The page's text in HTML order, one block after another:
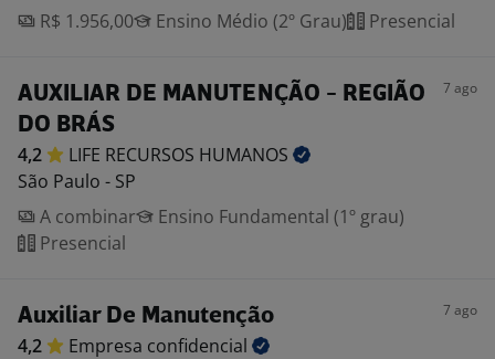
R$ 1.956,00
Ensino Médio (2º Grau) Presencial
AUXILIAR DE MANUTENÇÃO - REGIÃO
DO BRÁS
7 ago
4,2 LIFE RECURSOS HUMANOS
São Paulo - SP
A combinar
Ensino Fundamental (1º grau)
Presencial
Auxiliar De Manutenção 7 ago
4,2 Empresa confidencial